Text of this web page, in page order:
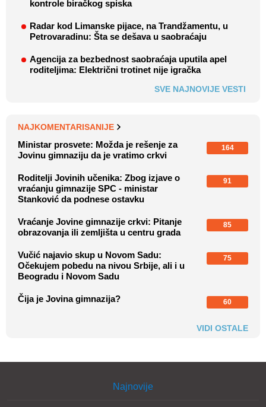
kontrole biračkog spiska
Radar kod Limanske pijace, na Trandžamentu, u
Petrovaradinu: Šta se dešava u saobraćaju
Agencija za bezbednost saobraćaja uputila apel
roditeljima: Električni trotinet nije igračka
SVE NAJNOVIJE VESTI
NAJKOMENTARISANIJE
Ministar prosvete: Možda je rešenje za
Jovinu gimnaziju da je vratimo crkvi
164
Roditelji Jovinih učenika: Zbog izjave o
vraćanju gimnazije SPC - ministar
Stanković da podnese ostavku
91
Vraćanje Jovine gimnazije crkvi: Pitanje
obrazovanja ili zemljišta u centru grada
85
Vučić najavio skup u Novom Sadu:
Očekujem pobedu na nivou Srbije, ali i u
Beogradu i Novom Sadu
75
Čija je Jovina gimnazija? 60
VIDI OSTALE
Najnovije